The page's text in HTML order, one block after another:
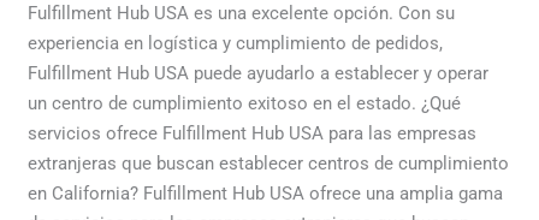
Fulfillment Hub USA es una excelente opción. Con su
experiencia en logística y cumplimiento de pedidos,
Fulfillment Hub USA puede ayudarlo a establecer y operar
un centro de cumplimiento exitoso en el estado. ¿Qué
servicios ofrece Fulfillment Hub USA para las empresas
extranjeras que buscan establecer centros de cumplimiento
en California? Fulfillment Hub USA ofrece una amplia gama